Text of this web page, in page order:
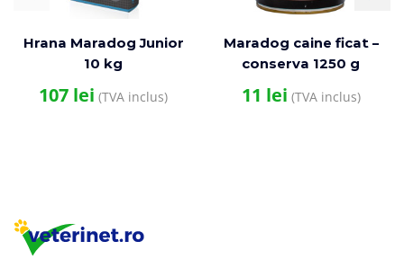
Hrana Maradog Junior
10 kg
107 lei (TVA inclus)
Maradog caine ficat –
conserva 1250 g
11 lei (TVA inclus)